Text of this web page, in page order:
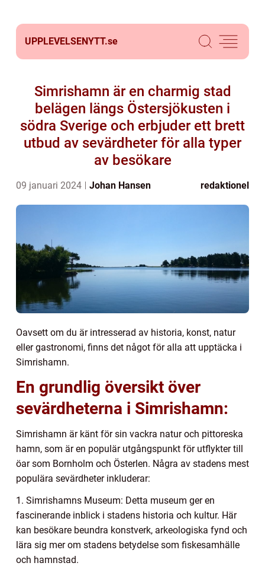
UPPLEVELSENYTT.se
Simrishamn är en charmig stad
belägen längs Östersjökusten i
södra Sverige och erbjuder ett brett
utbud av sevärdheter för alla typer
av besökare
09 januari 2024 Johan Hansen redaktionel
Oavsett om du är intresserad av historia, konst, natur
eller gastronomi, finns det något för alla att upptäcka i
Simrishamn.
En grundlig översikt över
sevärdheterna i Simrishamn:
Simrishamn är känt för sin vackra natur och pittoreska
hamn, som är en populär utgångspunkt för utflykter till
öar som Bornholm och Österlen. Några av stadens mest
populära sevärdheter inkluderar:
1. Simrishamns Museum: Detta museum ger en
fascinerande inblick i stadens historia och kultur. Här
kan besökare beundra konstverk, arkeologiska fynd och
lära sig mer om stadens betydelse som fiskesamhälle
och hamnstad.